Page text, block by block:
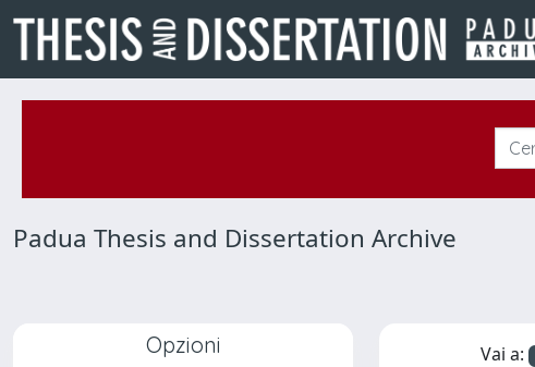
Padua Thesis and Dissertation Archive
Opzioni Vai a: